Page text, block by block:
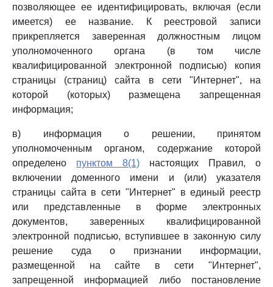
позволяющее ее идентифицировать, включая (если
имеется) ее название. К реестровой записи
прикрепляется заверенная должностным лицом
уполномоченного органа (в том числе
квалифицированной электронной подписью) копия
страницы (страниц) сайта в сети "Интернет", на
которой (которых) размещена запрещенная
информация;
в) информация о решении, принятом
уполномоченным органом, содержание которой
определено пунктом 8(1) настоящих Правил, о
включении доменного имени и (или) указателя
страницы сайта в сети "Интернет" в единый реестр
или представленные в форме электронных
документов, заверенных квалифицированной
электронной подписью, вступившее в законную силу
решение суда о признании информации,
размещенной на сайте в сети "Интернет",
запрещенной информацией либо постановление